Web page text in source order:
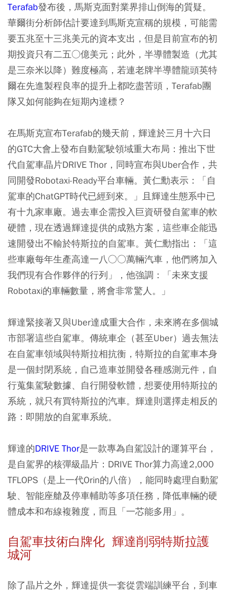
Terafab發布後，馬斯克面對業界排山倒海的質疑。
華爾街分析師估計要達到馬斯克宣稱的規模，可能需
要五兆至十三兆美元的資本支出，但是目前宣布的初
期投資只有二五○億美元；此外，半導體製造（尤其
是三奈米以降）難度極高，若連老牌半導體龍頭英特
爾在先進製程良率的提升上都吃盡苦頭，Terafab團
隊又如何能夠在短期內達標？
在馬斯克宣布Terafab的幾天前，輝達於三月十六日
的GTC大會上發布自動駕駛領域重大布局：推出下世
代自駕車晶片DRIVE Thor，同時宣布與Uber合作，共
同開發Robotaxi-Ready平台車輛。黃仁勳表示：「自
駕車的ChatGPT時代已經到來。」且輝達生態系中已
有十九家車廠。過去車企需投入巨資研發自駕車的軟
硬體，現在透過輝達提供的成熟方案，這些車企能迅
速開發出不輸於特斯拉的自駕車。黃仁勳指出：「這
些車廠每年生產高達一八○○萬輛汽車，他們將加入
我們現有合作夥伴的行列」，他強調：「未來支援
Robotaxi的車輛數量，將會非常驚人。」
輝達緊接著又與Uber達成重大合作，未來將在多個城
市部署這些自駕車。傳統車企（甚至Uber）過去無法
在自駕車領域與特斯拉相抗衡，特斯拉的自駕車本身
是一個封閉系統，自己造車並開發各種感測元件，自
行蒐集駕駛數據、自行開發軟體，想要使用特斯拉的
系統，就只有買特斯拉的汽車。輝達則選擇走相反的
路：即開放的自駕車系統。
輝達的DRIVE Thor是一款專為自駕設計的運算平台，
是自駕界的核彈級晶片：DRIVE Thor算力高達2,000
TFLOPS（是上一代Orin的八倍），能同時處理自動駕
駛、智能座艙及停車輔助等多項任務，降低車輛的硬
體成本和布線複雜度，而且「一芯能多用」。
自駕車技術白牌化 輝達削弱特斯拉護
城河
除了晶片之外，輝達提供一套從雲端訓練平台，到車